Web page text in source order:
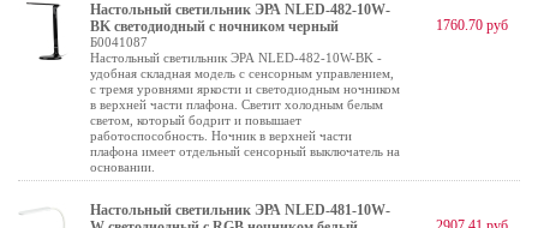
Настольный светильник ЭРА NLED-482-10W-
BK светодиодный с ночником черный
Б0041087
Настольный светильник ЭРА NLED-482-10W-BK -
удобная складная модель с сенсорным управлением,
с тремя уровнями яркости и светодиодным ночником
в верхней части плафона. Светит холодным белым
светом, который бодрит и повышает
работоспособность. Ночник в верхней части
плафона имеет отдельный сенсорный выключатель на
основании.
1760.70 руб
Настольный светильник ЭРА NLED-481-10W-